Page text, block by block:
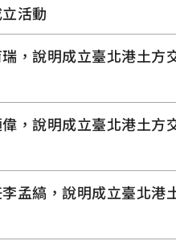
活動
，說明成立臺北港土方
，說明成立臺北港土方
孟縞，說明成立臺北港